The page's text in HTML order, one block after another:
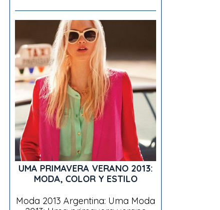
UMA PRIMAVERA VERANO 2013:
MODA, COLOR Y ESTILO
Moda 2013 Argentina: Uma Moda